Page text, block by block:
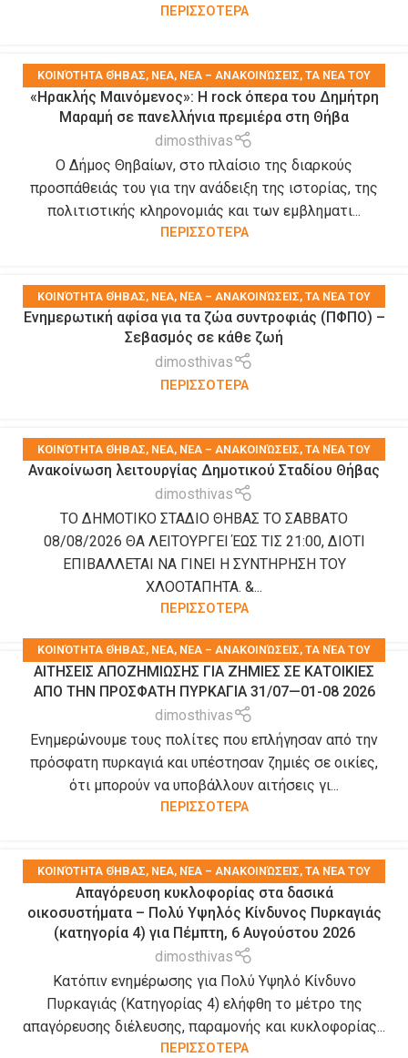
ΠΕΡΙΣΣΟΤΕΡΑ
KΟΙΝΌΤΗΤΑ ΘΉΒΑΣ, ΝΕΑ, ΝΈΑ – ΑΝΑΚΟΙΝΏΣΕΙΣ, ΤΑ ΝΈΑ ΤΟΥ
ΔΉΜΟΥ,ΤΑ ΝΈΑ ΤΩΝ ΣΥΛΛΌΓΩΝ
«Ηρακλής Μαινόμενος»: H rock όπερα του Δημήτρη
Μαραμή σε πανελλήνια πρεμιέρα στη Θήβα
dimosthivas
Ο Δήμος Θηβαίων, στο πλαίσιο της διαρκούς
προσπάθειάς του για την ανάδειξη της ιστορίας, της
πολιτιστικής κληρονομιάς και των εμβληματι...
ΠΕΡΙΣΣΟΤΕΡΑ
KΟΙΝΌΤΗΤΑ ΘΉΒΑΣ, ΝΕΑ, ΝΈΑ – ΑΝΑΚΟΙΝΏΣΕΙΣ, ΤΑ ΝΈΑ ΤΟΥ
ΔΉΜΟΥ ,ΤΑ ΝΈΑ ΤΩΝ ΣΥΛΛΌΓΩΝ
Ενημερωτική αφίσα για τα ζώα συντροφιάς (ΠΦΠΟ) –
Σεβασμός σε κάθε ζωή
dimosthivas
ΠΕΡΙΣΣΟΤΕΡΑ
KΟΙΝΌΤΗΤΑ ΘΉΒΑΣ, ΝΕΑ, ΝΈΑ – ΑΝΑΚΟΙΝΏΣΕΙΣ, ΤΑ ΝΈΑ ΤΟΥ
ΔΉΜΟΥ,ΤΑ ΝΈΑ ΤΩΝ ΣΥΛΛΌΓΩΝ
Ανακοίνωση λειτουργίας Δημοτικού Σταδίου Θήβας
dimosthivas
ΤΟ ΔΗΜΟΤΙΚΟ ΣΤΑΔΙΟ ΘΗΒΑΣ ΤΟ ΣΑΒΒΑΤΟ
08/08/2026 ΘΑ ΛΕΙΤΟΥΡΓΕΙ ΈΩΣ ΤΙΣ 21:00, ΔΙΟΤΙ
ΕΠΙΒΑΛΛΕΤΑΙ ΝΑ ΓΙΝΕΙ Η ΣΥΝΤΗΡΗΣΗ ΤΟΥ
ΧΛΟΟΤΑΠΗΤΑ. &...
ΠΕΡΙΣΣΟΤΕΡΑ
KΟΙΝΌΤΗΤΑ ΘΉΒΑΣ, ΝΕΑ, ΝΈΑ – ΑΝΑΚΟΙΝΏΣΕΙΣ, ΤΑ ΝΈΑ ΤΟΥ
ΔΉΜΟΥ ,ΤΑ ΝΈΑ ΤΩΝ ΣΥΛΛΌΓΩΝ
ΑΙΤΗΣΕΙΣ ΑΠΟΖΗΜΙΩΣΗΣ ΓΙΑ ΖΗΜΙΕΣ ΣΕ ΚΑΤΟΙΚΙΕΣ
ΑΠΟ ΤΗΝ ΠΡΟΣΦΑΤΗ ΠΥΡΚΑΓΙΑ 31/07—01-08 2026
dimosthivas
Ενημερώνουμε τους πολίτες που επλήγησαν από την
πρόσφατη πυρκαγιά και υπέστησαν ζημιές σε οικίες,
ότι μπορούν να υποβάλλουν αιτήσεις γι...
ΠΕΡΙΣΣΟΤΕΡΑ
KΟΙΝΌΤΗΤΑ ΘΉΒΑΣ, ΝΕΑ, ΝΈΑ – ΑΝΑΚΟΙΝΏΣΕΙΣ, ΤΑ ΝΈΑ ΤΟΥ
ΔΉΜΟΥ, ΤΑ ΝΈΑ ΤΩΝ ΣΥΛΛΌΓΩΝ
Απαγόρευση κυκλοφορίας στα δασικά
οικοσυστήματα – Πολύ Υψηλός Κίνδυνος Πυρκαγιάς
(κατηγορία 4) για Πέμπτη, 6 Αυγούστου 2026
dimosthivas
Κατόπιν ενημέρωσης για Πολύ Υψηλό Κίνδυνο
Πυρκαγιάς (Κατηγορίας 4) ελήφθη το μέτρο της
απαγόρευσης διέλευσης, παραμονής και κυκλοφορίας...
ΠΕΡΙΣΣΟΤΕΡΑ